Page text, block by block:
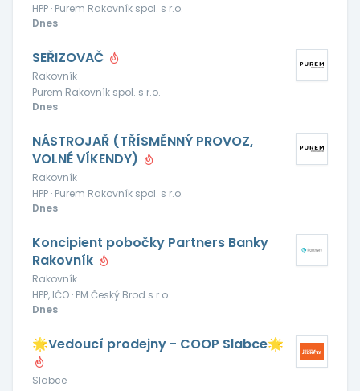
HPP · Purem Rakovník spol. s r.o.
Dnes
SEŘIZOVAČ
Rakovník
Purem Rakovník spol. s r.o.
Dnes
NÁSTROJAŘ (TŘÍSMĚNNÝ PROVOZ,
VOLNÉ VÍKENDY)
Rakovník
HPP · Purem Rakovník spol. s r.o.
Dnes
Koncipient pobočky Partners Banky
Rakovník
Rakovník
HPP, IČO · PM Český Brod s.r.o.
Dnes
🌟Vedoucí prodejny - COOP Slabce🌟
Slabce